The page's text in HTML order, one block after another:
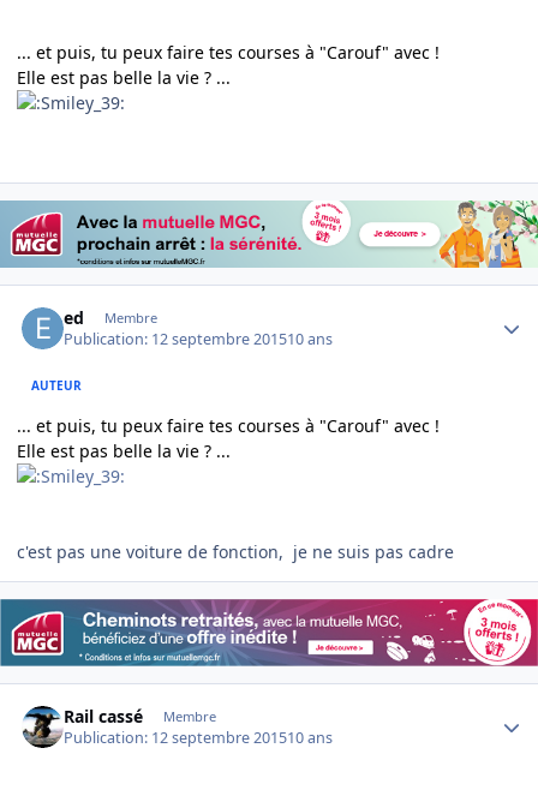
... et puis, tu peux faire tes courses à "Carouf" avec !
Elle est pas belle la vie ? ...
ed Membre
Publication: 12 septembre 201510 ans
AUTEUR
... et puis, tu peux faire tes courses à "Carouf" avec !
Elle est pas belle la vie ? ...
c'est pas une voiture de fonction, je ne suis pas cadre
Rail cassé Membre
Publication: 12 septembre 201510 ans